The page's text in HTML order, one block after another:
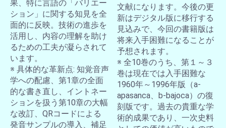
果、特に言語の「バリエー
ション」に関する知見を全
面的に反映。技術の進歩を
活用し、内容の理解を助け
るための工夫が凝らされて
います。
※ 具体的な革新点: 知覚音声
学への配慮、第1章の全面
的な書き直し、イントネー
ションを扱う第10章の大幅
な改訂、QRコードによる
発音サンプルの導入、補足
文献になります。今後の更
新はデジタル版に移行する
見込みで、今回の書籍版は
将来入手困難になることが
予想されます。
※ 全10巻のうち、第１～３
巻は現在では入手困難な
1960年～1996年版（a-
apasanca、b-bajoca）の復
刻版です。過去の貴重な学
術的成果であり、一次史料